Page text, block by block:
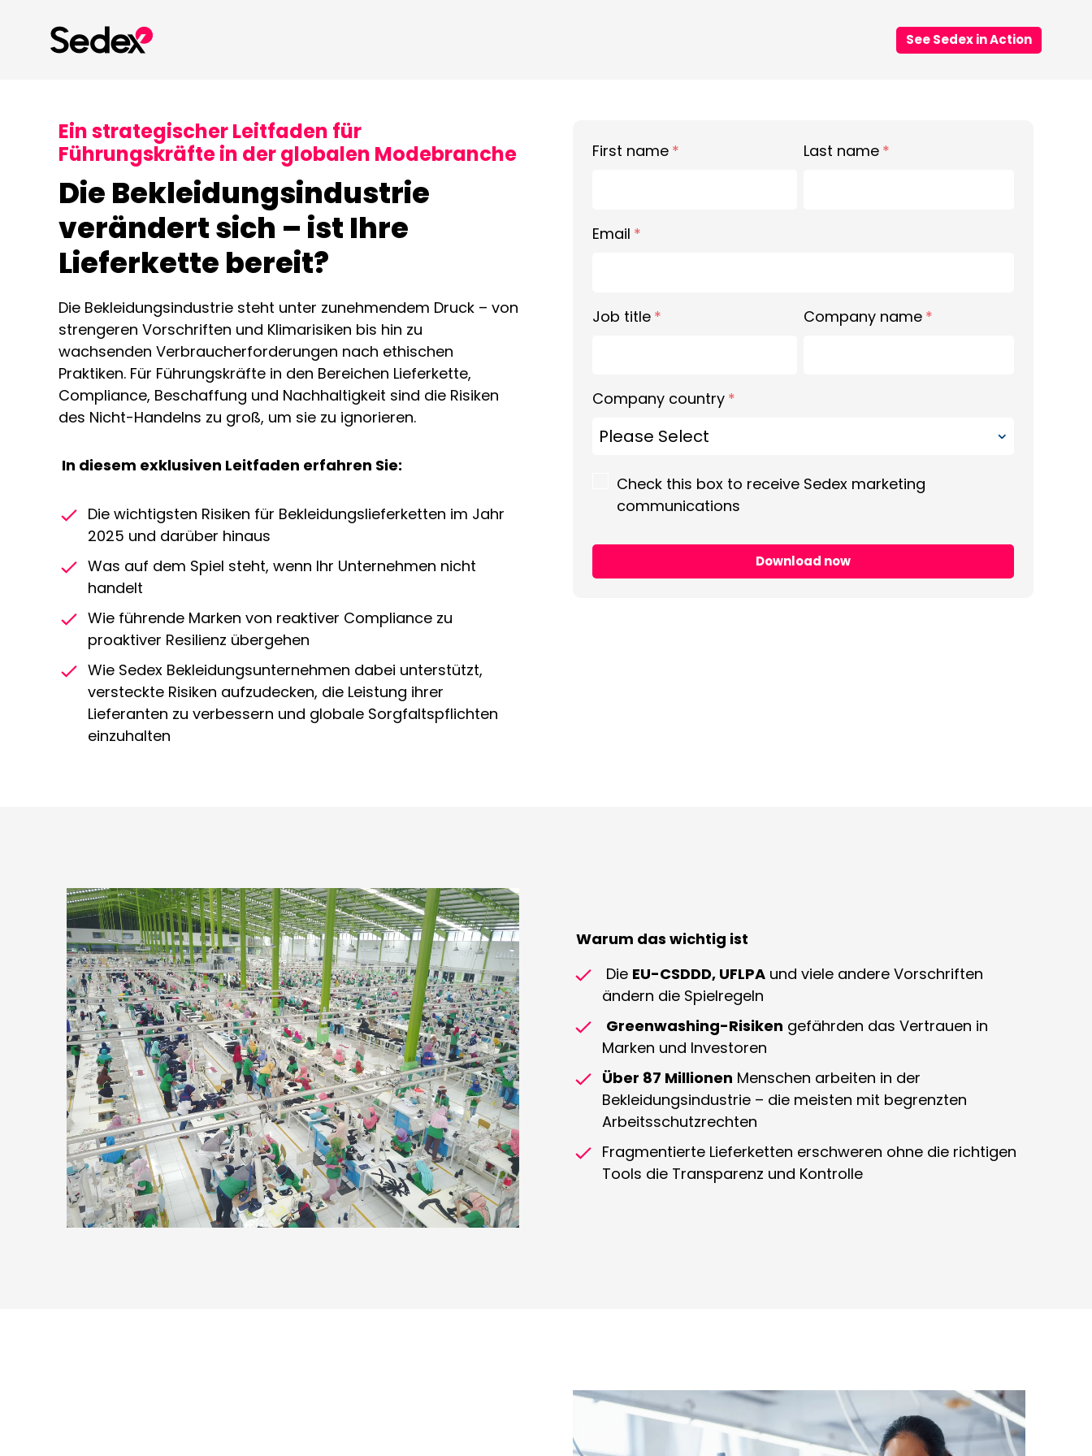
See Sedex in Action
Ein strategischer Leitfaden für
Führungskräfte in der globalen Modebranche
Die Bekleidungsindustrie
verändert sich – ist Ihre
Lieferkette bereit?
Die Bekleidungsindustrie steht unter zunehmendem Druck – von
strengeren Vorschriften und Klimarisiken bis hin zu
wachsenden Verbraucherforderungen nach ethischen
Praktiken. Für Führungskräfte in den Bereichen Lieferkette,
Compliance, Beschaffung und Nachhaltigkeit sind die Risiken
des Nicht-Handelns zu groß, um sie zu ignorieren.
In diesem exklusiven Leitfaden erfahren Sie:
Die wichtigsten Risiken für Bekleidungslieferketten im Jahr
2025 und darüber hinaus
Was auf dem Spiel steht, wenn Ihr Unternehmen nicht
handelt
Wie führende Marken von reaktiver Compliance zu
proaktiver Resilienz übergehen
Wie Sedex Bekleidungsunternehmen dabei unterstützt,
versteckte Risiken aufzudecken, die Leistung ihrer
Lieferanten zu verbessern und globale Sorgfaltspflichten
einzuhalten
First name * Last name *
Email *
Job title * Company name *
Company country *
Check this box to receive Sedex marketing
communications
Warum das wichtig ist
Die EU-CSDDD, UFLPA und viele andere Vorschriften
ändern die Spielregeln
Greenwashing-Risiken gefährden das Vertrauen in
Marken und Investoren
Über 87 Millionen Menschen arbeiten in der
Bekleidungsindustrie – die meisten mit begrenzten
Arbeitsschutzrechten
Fragmentierte Lieferketten erschweren ohne die richtigen
Tools die Transparenz und Kontrolle